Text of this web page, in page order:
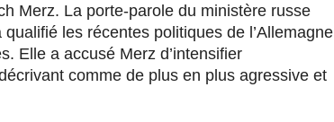
Merz. La porte-parole du ministère russe
les récentes politiques de l’Allemagne
Elle a accusé Merz d’intensifier
comme de plus en plus agressive et